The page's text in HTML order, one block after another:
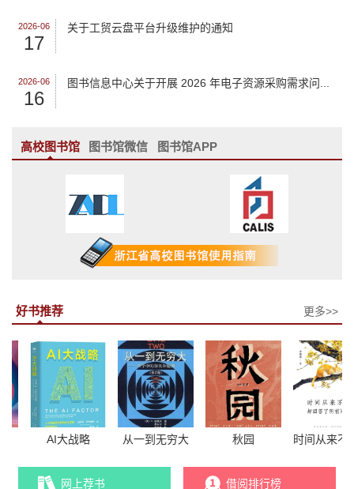
2026-06
17
关于工贸云盘平台升级维护的通知
2026-06
16
图书信息中心关于开展 2026 年电子资源采购需求问...
高校图书馆 图书馆微信 图书馆APP
好书推荐 更多>>
AI大战略 从一到无穷大 秋园
网上荐书 借阅排行榜